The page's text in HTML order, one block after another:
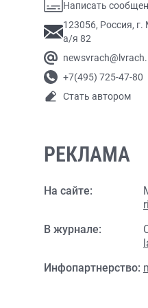
Написать
123056, Россия, г.
а/я 82
+7(495) 725-47-80
Стать автором
РЕКЛАМА
На сайте:
В журнале:
Инфопартнерство: